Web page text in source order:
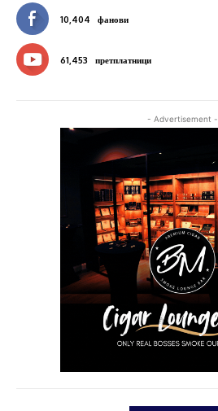
10,404 фанови
61,453 претплатници
- Advertisement -